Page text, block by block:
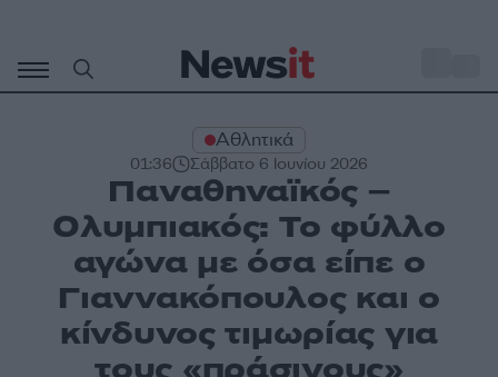
περιεχόμενο
Αθλητικά
01:36 Σάββατο 6 Ιουνίου 2026
Παναθηναϊκός –
Ολυμπιακός: Το φύλλο
αγώνα με όσα είπε ο
Γιαννακόπουλος και ο
κίνδυνος τιμωρίας για